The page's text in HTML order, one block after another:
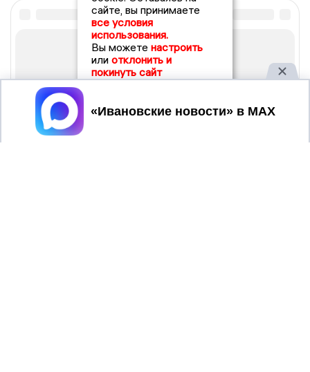
сайте, вы принимаете
все условия
использования.
Вы можете настроить
или отклонить и
покинуть сайт
Принять